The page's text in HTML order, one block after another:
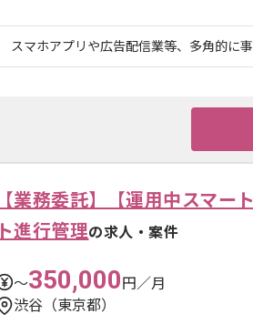
スマホアプリや広告配信業等、多角的に
【業務委託】【運用中スマー
ト進行管理の求人・案件
〜350,000円／月
渋谷（東京都）